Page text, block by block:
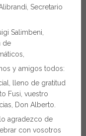
Secretario
Salimbeni,
de
y amigos todos:
lleno de gratitud
Fusi, vuestro
Don Alberto.
agradezco de
con vosotros